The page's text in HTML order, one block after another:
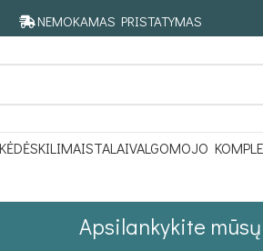
NEMOKAMAS PRISTATYMAS
KĖDĖSKILIMAISTALAIVALGOMOJO
Apsilankykite